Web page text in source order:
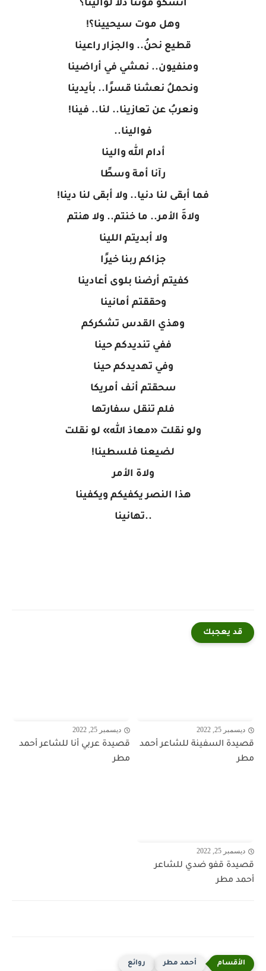
أنشكو موتنا ذلاً لوالينا؟
وهل موت سيحيينا؟!
قطيع نحنُ.. والجزار راعينا
ومنفيون.. نمشي في أراضينا
ونحملُ نعشنا قسرًا.. بأيدينا
ونعربُ عن تعازينا.. لنا.. فينا!
فوالينا..
أدام الله والينا
رآنا أمة وسطًا
فما أبقى لنا دنيا.. ولا أبقى لنا دينا!
ولاةَ الأمر.. ما خنتم.. ولا هنتم
ولا أبديتم اللينا
جزاكم ربنا خيرًا
كفيتم أرضنا بلوى أعادينا
وحققتم أمانينا
وهذي القدس تشكركم
ففي تنديدكم حينا
وفي تهديدكم حينا
سحقتم أنف أمريكا
فلم تنقل سفارتها
ولو نقلت «معاذ الله» لو نقلت
لضيعنا فلسطينا!
ولاة الأمر
هذا النصر يكفيكم ويكفينا
..تهانينا
قد يعجبك
ديسمبر 25, 2022
قصيدة السفينة للشاعر أحمد
مطر
ديسمبر 25, 2022
قصيدة عربي أنا للشاعر أحمد
مطر
ديسمبر 25, 2022
قصيدة قفو ضدي للشاعر
أحمد مطر
أحمد مطر روائع